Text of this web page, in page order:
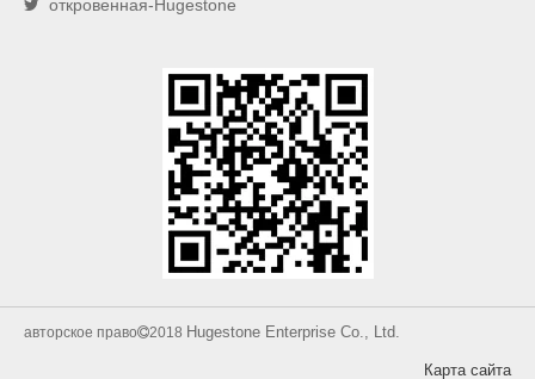
 откровенная-Hugestone
авторское право2018 Hugestone Enterprise Co., Ltd.
Карта сайта